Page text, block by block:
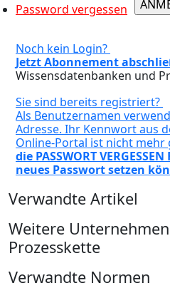
Password vergessen
Noch kein Login?
Jetzt Abonnement
Wissensdatenbanken und
Sie sind bereits registriert?
Als Benutzernamen
Adresse. Ihr Kennwort aus
Online-Portal ist nicht mehr
die PASSWORT
neues Passwort setzen
Verwandte Artikel
Weitere
Prozesskette
Verwandte Normen